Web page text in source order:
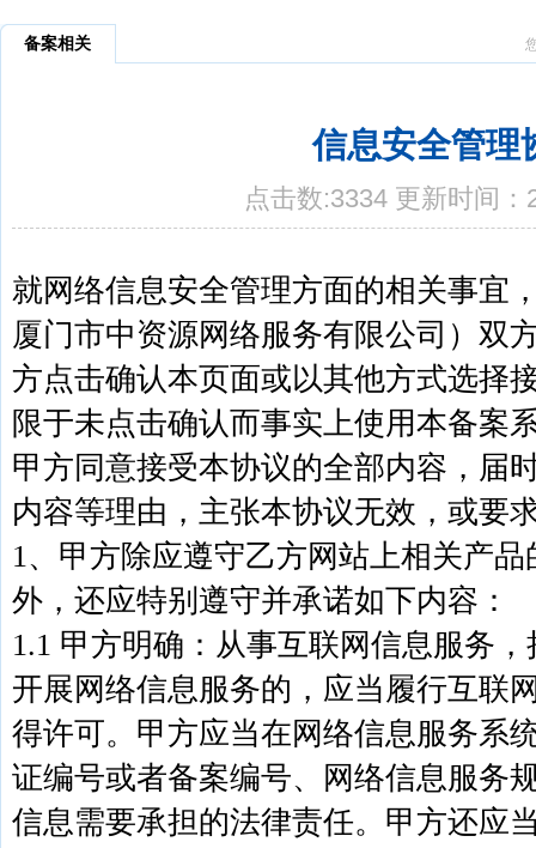
备案相关
信息安全管理
点击数:3334 更新时间：
就网络信息安全管理方面的相关事宜
厦门市中资源网络服务有限公司）双
方点击确认本页面或以其他方式选择
限于未点击确认而事实上使用本备案
甲方同意接受本协议的全部内容，届
内容等理由，主张本协议无效，或要
1、甲方除应遵守乙方网站上相关产
外，还应特别遵守并承诺如下内容：
1.1 甲方明确：从事互联网信息服务
开展网络信息服务的，应当履行互联
得许可。甲方应当在网络信息服务系
证编号或者备案编号、网络信息服务
信息需要承担的法律责任。甲方还应